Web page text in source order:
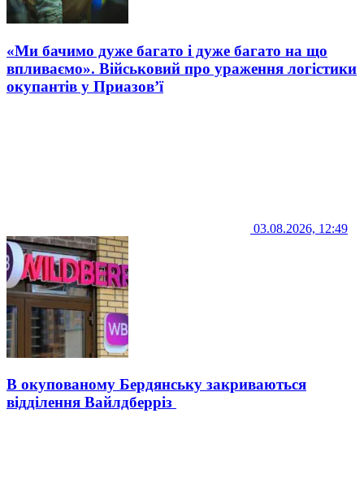
«Ми бачимо дуже багато і дуже багато на що
впливаємо». Військовий про ураження логістики
окупантів у Приазов’ї
03.08.2026, 12:49
В окупованому Бердянську закриваються
відділення Вайлдберріз